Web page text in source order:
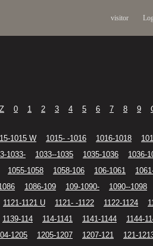
visitor
Z 0 1 2 3 4 5 6 7 8 9
1015 W 1015- -1016 1016-1018
1033- 1033--1035 1035-1036 1036-
1055-1058 1058-106 106-1061
1086-109 109-1090- 1090--1098
1121-1121 U 1121- -1122 1122-1124
1139-114 114-1141 1141-1144 1144-
1205 1205-1207 1207-121 121-